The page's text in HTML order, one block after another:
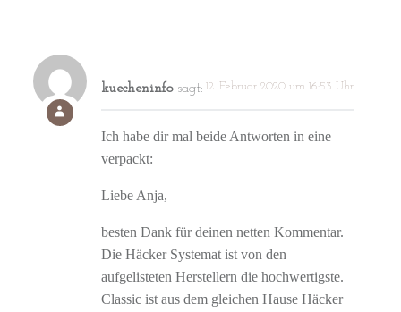
kuecheninfo sagt: 12. Februar 2020 um 16:53 Uhr
Ich habe dir mal beide Antworten in eine
verpackt:
Liebe Anja,
besten Dank für deinen netten Kommentar.
Die Häcker Systemat ist von den
aufgelisteten Herstellern die hochwertigste.
Classic ist aus dem gleichen Hause Häcker